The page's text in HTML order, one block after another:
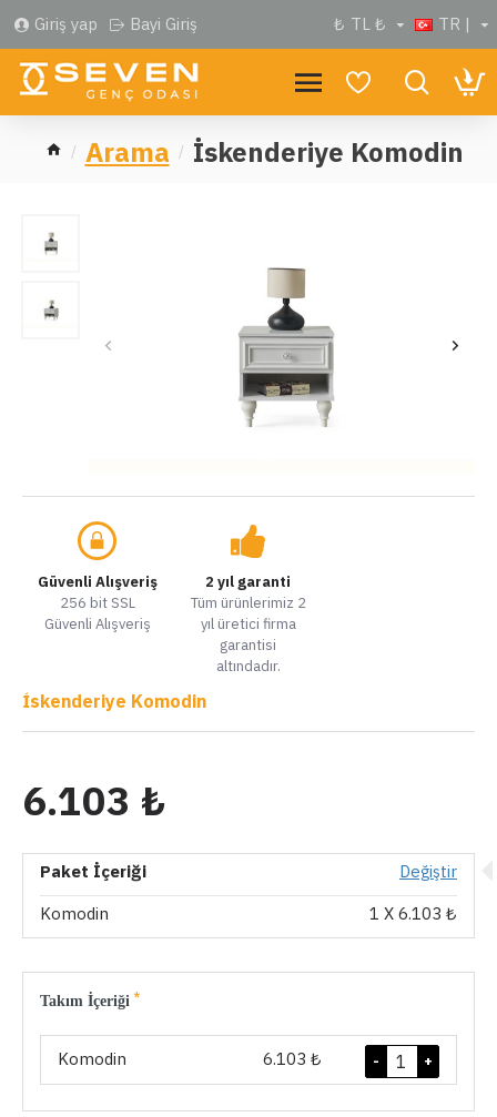
Giriş yap Bayi Giriş ₺ TL ₺ TR |
Arama İskenderiye Komodin
Güvenli Alışveriş
256 bit SSL
Güvenli Alışveriş
2 yıl garanti
Tüm ürünlerimiz 2
yıl üretici firma
garantisi
altındadır.
İskenderiye Komodin
6.103 ₺
Paket İçeriği
Değiştir
Komodin
1 X 6.103 ₺
Takım İçeriği
Komodin 6.103 ₺ +
-